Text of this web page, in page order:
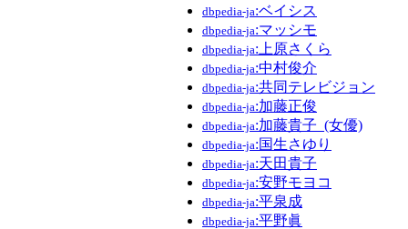
dbpedia-ja:ベイシス
dbpedia-ja:マッシモ
dbpedia-ja:上原さくら
dbpedia-ja:中村俊介
dbpedia-ja:共同テレビジョン
dbpedia-ja:加藤正俊
dbpedia-ja:加藤貴子_(女優)
dbpedia-ja:国生さゆり
dbpedia-ja:天田貴子
dbpedia-ja:安野モヨコ
dbpedia-ja:平泉成
dbpedia-ja:平野眞